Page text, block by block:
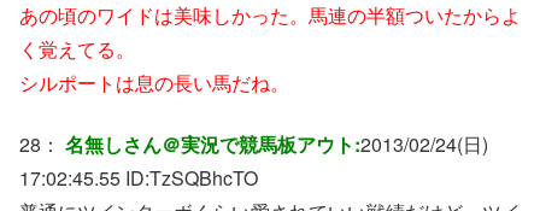
あの頃のワイドは美味しかった。馬連の半額ついたからよ
く覚えてる。
シルポートは息の長い馬だね。
28： 名無しさん＠実況で競馬板アウト:2013/02/24(日)
17:02:45.55 ID:TzSQBhcTO